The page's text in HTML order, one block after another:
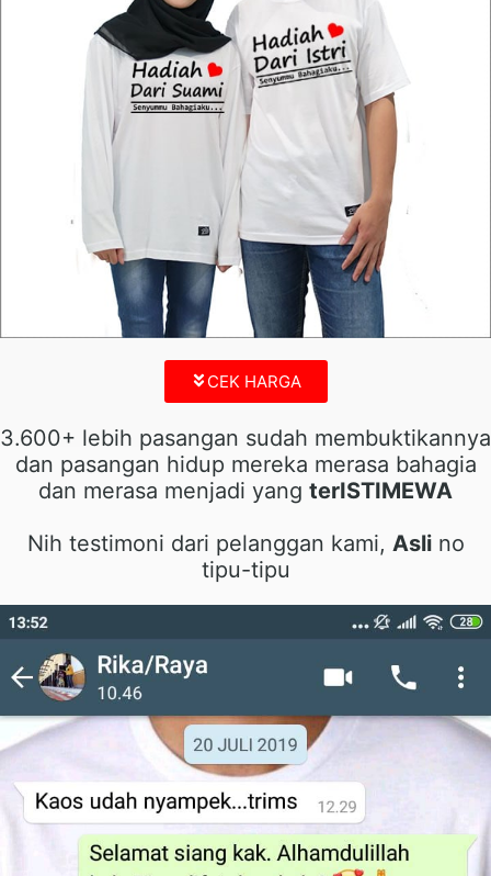
CEK HARGA
3.600+ lebih pasangan sudah membuktikannya
dan pasangan hidup mereka merasa bahagia
dan merasa menjadi yang terISTIMEWA
Nih testimoni dari pelanggan kami, Aslino
tipu-tipu